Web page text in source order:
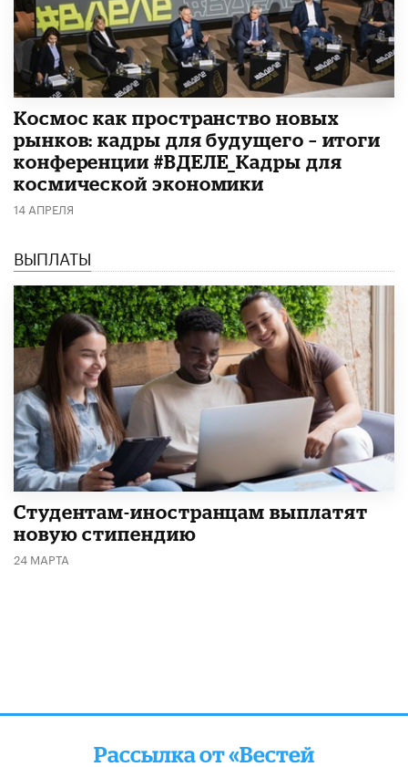
Космос как пространство новых
рынков: кадры для будущего – итоги
конференции #ВДЕЛЕ_Кадры для
космической экономики
14 АПРЕЛЯ
ВЫПЛАТЫ
Студентам-иностранцам выплатят
новую стипендию
24 МАРТА
Рассылка от «Вестей